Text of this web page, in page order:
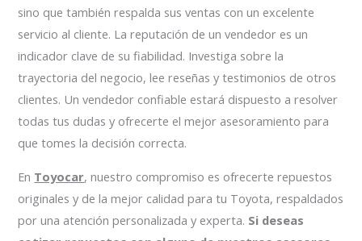
sino que también respalda sus ventas con un excelente
servicio al cliente. La reputación de un vendedor es un
indicador clave de su fiabilidad. Investiga sobre la
trayectoria del negocio, lee reseñas y testimonios de otros
clientes. Un vendedor confiable estará dispuesto a resolver
todas tus dudas y ofrecerte el mejor asesoramiento para
que tomes la decisión correcta.
En Toyocar, nuestro compromiso es ofrecerte repuestos
originales y de la mejor calidad para tu Toyota, respaldados
por una atención personalizada y experta. Si deseas